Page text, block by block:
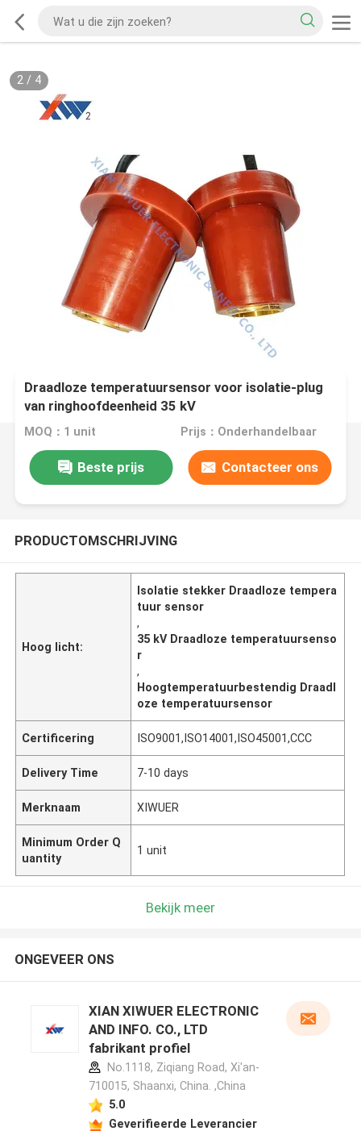
2/ 4
Draadloze temperatuursensor voor isolatie-plug
van ringhoofdeenheid 35 kV
hoogtemperatuurbestendige
MOQ：1 unit Prijs：Onderhandelbaar
Beste prijs Contacteer ons
PRODUCTOMSCHRIJVING
Hoog licht:
Isolatie stekker Draadloze tempera
tuur sensor
,
35 kV Draadloze temperatuursenso
r
,
Hoogtemperatuurbestendig Draadl
oze temperatuursensor
Certificering ISO9001,ISO14001,ISO45001,CCC
Delivery Time 7-10 days
Merknaam XIWUER
Minimum Order Q
uantity
1 unit
Bekijk meer
ONGEVEER ONS
XIAN XIWUER ELECTRONIC
AND INFO. CO., LTD
fabrikant profiel
No.1118, Ziqiang Road, Xi'an-
710015, Shaanxi, China. ,China
5.0
Geverifieerde Leverancier